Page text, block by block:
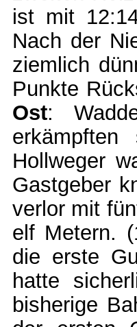
ist mit
Nach der
ziemlich
Punkte
Ost:
Hollweger
Gastgeber
verlor mit
elf Metern.
die erste
hatte
bisherige